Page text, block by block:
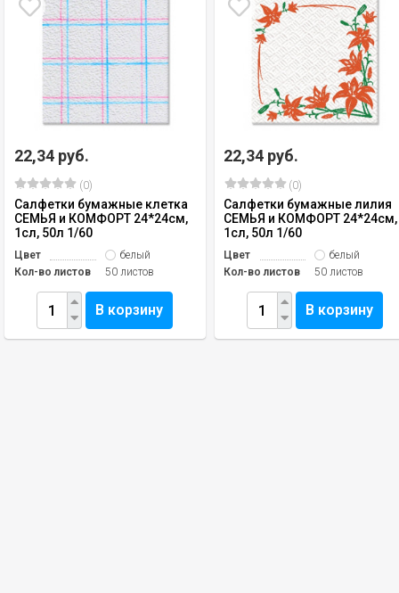
22,34 руб.
(0)
Салфетки бумажные клетка
СЕМЬЯ и КОМФОРТ 24*24см,
1сл, 50л 1/60
Цвет
белый
Кол-во листов
50 листов
В корзину
22,34 руб.
(0)
Салфетки бумажные лилия
СЕМЬЯ и КОМФОРТ 24*24см,
1сл, 50л 1/60
Цвет
белый
Кол-во листов
50 листов
В корзину